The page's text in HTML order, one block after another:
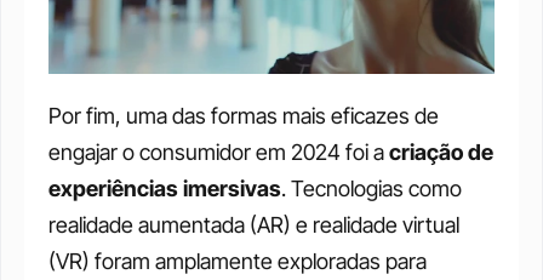
Por fim, uma das formas mais eficazes de
engajar o consumidor em 2024 foi a criação de
experiências imersivas. Tecnologias como
realidade aumentada (AR) e realidade virtual
(VR) foram amplamente exploradas para